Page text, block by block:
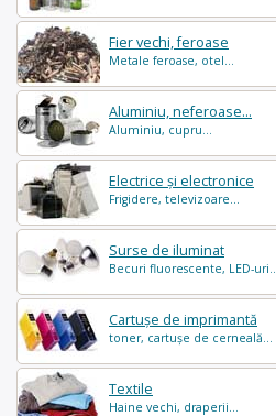
Fier vechi, feroase
Metale feroase, otel...
Aluminiu, neferoase...
Aluminiu, cupru...
Electrice și electronice
Frigidere, televizoare...
Surse de iluminat
Becuri fluorescente, LED-uri...
Cartușe de imprimantă
toner, cartușe de cerneală...
Textile
Haine vechi, draperii...